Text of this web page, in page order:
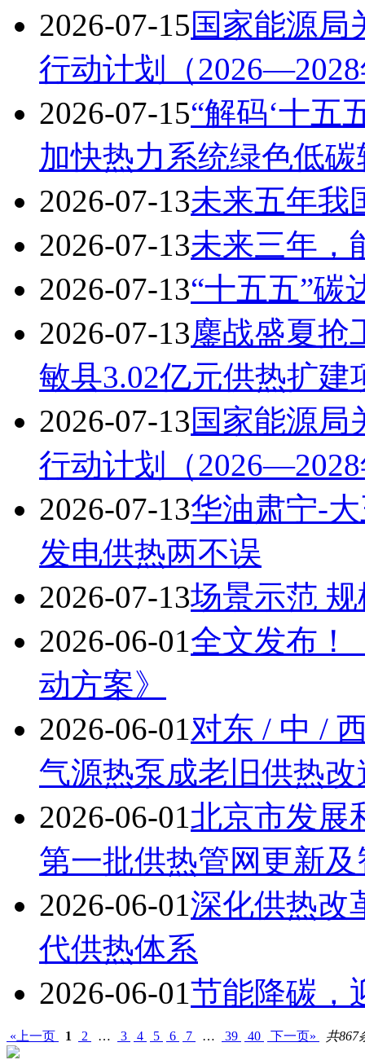
2026-07-15国家能源局
行动计划（
2026-07-15“解码‘十五
加快热力系统绿色低碳
2026-07-13未来五年我
2026-07-13未来三年，
2026-07-13“十五五”碳
2026-07-13鏖战盛夏
敏县3.02亿元供热扩
2026-07-13国家能源局
行动计划（
2026-07-13华油肃宁-
发电供热两不误
2026-07-13场景示范
2026-06-01 全文发布！
动方案》
2026-06-01 对东 / 中 /
气源热泵成老旧供热
2026-06-01 北京市发展
第一批供热管网更新
2026-06-01深化供热改
代供热体系
2026-06-01节能降碳，
«上一页 1 2 … 3 4 5 6 7 … 39 40 下一页» 共867